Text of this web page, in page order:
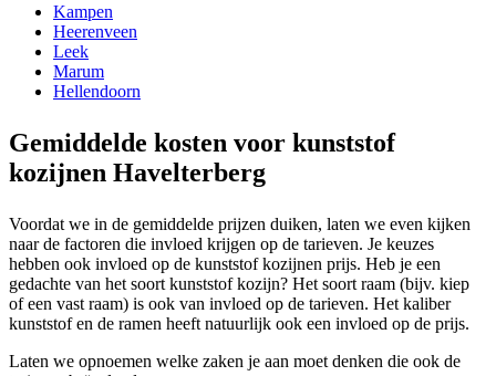
Kampen
Heerenveen
Leek
Marum
Hellendoorn
Gemiddelde kosten voor kunststof
kozijnen Havelterberg
Voordat we in de gemiddelde prijzen duiken, laten we even kijken
naar de factoren die invloed krijgen op de tarieven. Je keuzes
hebben ook invloed op de kunststof kozijnen prijs. Heb je een
gedachte van het soort kunststof kozijn? Het soort raam (bijv. kiep
of een vast raam) is ook van invloed op de tarieven. Het kaliber
kunststof en de ramen heeft natuurlijk ook een invloed op de prijs.
Laten we opnoemen welke zaken je aan moet denken die ook de